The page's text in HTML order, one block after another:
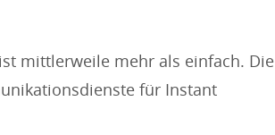
mittlerweile mehr als einfach. Die
für Instant